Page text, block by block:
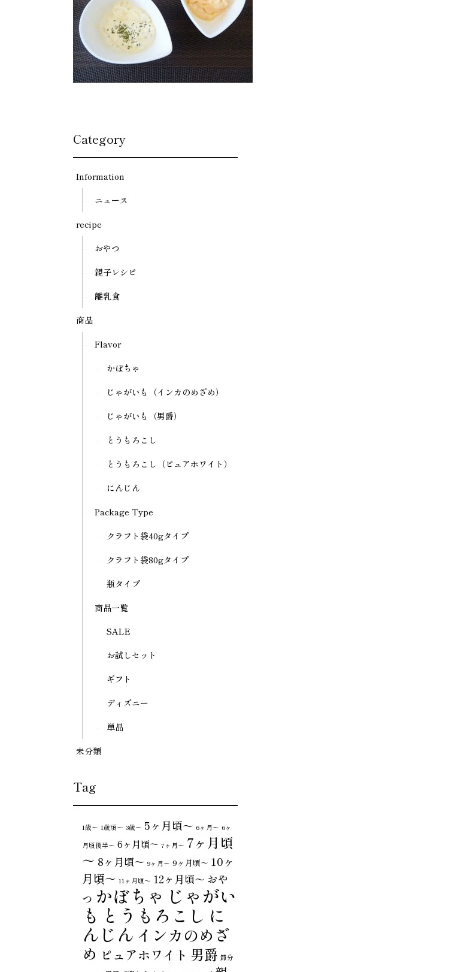
Category
Information
ニュース
recipe
おやつ
親子レシピ
離乳食
商品
Flavor
かぼちゃ
じゃがいも（インカのめざめ）
じゃがいも（男爵）
とうもろこし
とうもろこし（ピュアホワイト）
にんじん
Package Type
クラフト袋40gタイプ
クラフト袋80gタイプ
瓶タイプ
商品一覧
SALE
お試しセット
ギフト
ディズニー
単品
未分類
Tag
1歳〜 1歳頃～ 3歳〜 5ヶ月頃～ 6ヶ月〜 6ヶ
月頃後半～ 6ヶ月頃～ 7ヶ月〜 7ヶ月頃
～ 8ヶ月頃～ 9ヶ月〜 9ヶ月頃～ 10ヶ
月頃～ 11ヶ月頃～ 12ヶ月頃～ おや
つ かぼちゃ じゃがい
も とうもろこし に
んじん インカのめざ
め ピュアホワイト 男爵 節分